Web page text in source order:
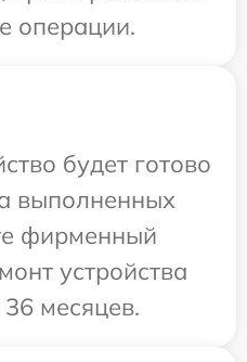
операции.
будет готово
выполненных
фирменный
устройства
месяцев.